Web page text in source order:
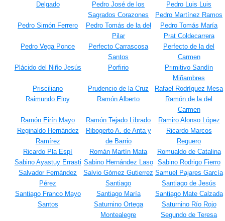
Delgado
Pedro José de los
Sagrados Corazones
Pedro Luis Luis
Pedro Martínez Ramos
Pedro Simón Ferrero
Pedro Tomás de la del
Pilar
Pedro Tomás María
Prat Coldecarrera
Pedro Vega Ponce
Perfecto Carrascosa
Santos
Perfecto de la del
Carmen
Plácido del Niño Jesús
Porfirio
Primitivo Sandín
Miñambres
Prisciliano
Prudencio de la Cruz
Rafael Rodríguez Mesa
Raimundo Eloy
Ramón Alberto
Ramón de la del
Carmen
Ramón Eirín Mayo
Ramón Tejado Librado
Ramiro Alonso López
Reginaldo Hernández
Ramírez
Ribogerto A. de Anta y
de Barrio
Ricardo Marcos
Reguero
Ricardo Pla Espí
Román Martín Mata
Romualdo de Catalina
Sabino Ayastuy Errasti Sabino Hernández Laso
Sabino Rodrigo Fierro
Salvador Fernández
Pérez
Salvio Gómez Gutierrez Samuel Pajares García
Santiago
Santiago de Jesús
Santiago Franco Mayo
Santiago María
Santiago Mate Calzada
Santos
Saturnino Ortega
Montealegre
Saturnino Río Rojo
Segundo de Teresa